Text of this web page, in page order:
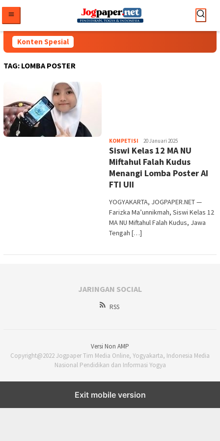
konten
Konten Spesial
TAG: LOMBA POSTER
KOMPETISI Heri
Purwata
20 Januari 2025
Siswi Kelas 12 MA NU
Miftahul Falah Kudus
Menangi Lomba Poster AI
FTI UII
YOGYAKARTA, JOGPAPER.NET —
Farizka Ma’unnikmah, Siswi Kelas 12
MA NU Miftahul Falah Kudus, Jawa
Tengah […]
JARINGAN SOCIAL
RSS
Versi Non AMP
Copyright@2022 Jogpaper Tim Media Online, Yogyakarta, Indonesia Media
Nasional Pendidikan dan Informasi Yogya
Exit mobile version